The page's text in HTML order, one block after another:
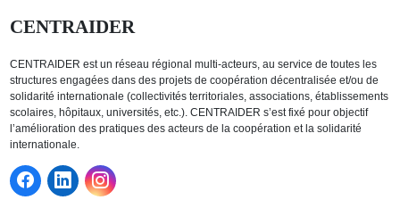
CENTRAIDER
CENTRAIDER est un réseau régional multi-acteurs, au service de toutes les
structures engagées dans des projets de coopération décentralisée et/ou de
solidarité internationale (collectivités territoriales, associations, établissements
scolaires, hôpitaux, universités, etc.). CENTRAIDER s’est fixé pour objectif
l’amélioration des pratiques des acteurs de la coopération et la solidarité
internationale.